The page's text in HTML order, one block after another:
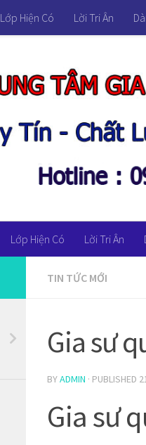
Lớp Hiện Có Lời Tri Ân
Lớp Hiện Có Lời Tri Ân
TIN TỨC MỚI
Gia sư
BYADMIN · PUBLISHED
Gia sư